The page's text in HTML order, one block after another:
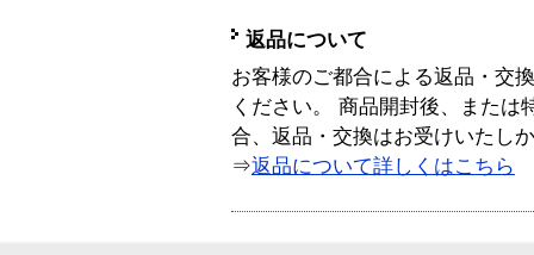
返品について
お客様のご都合による返品・交
ください。 商品開封後、または
合、返品・交換はお受けいたし
⇒返品について詳しくはこちら